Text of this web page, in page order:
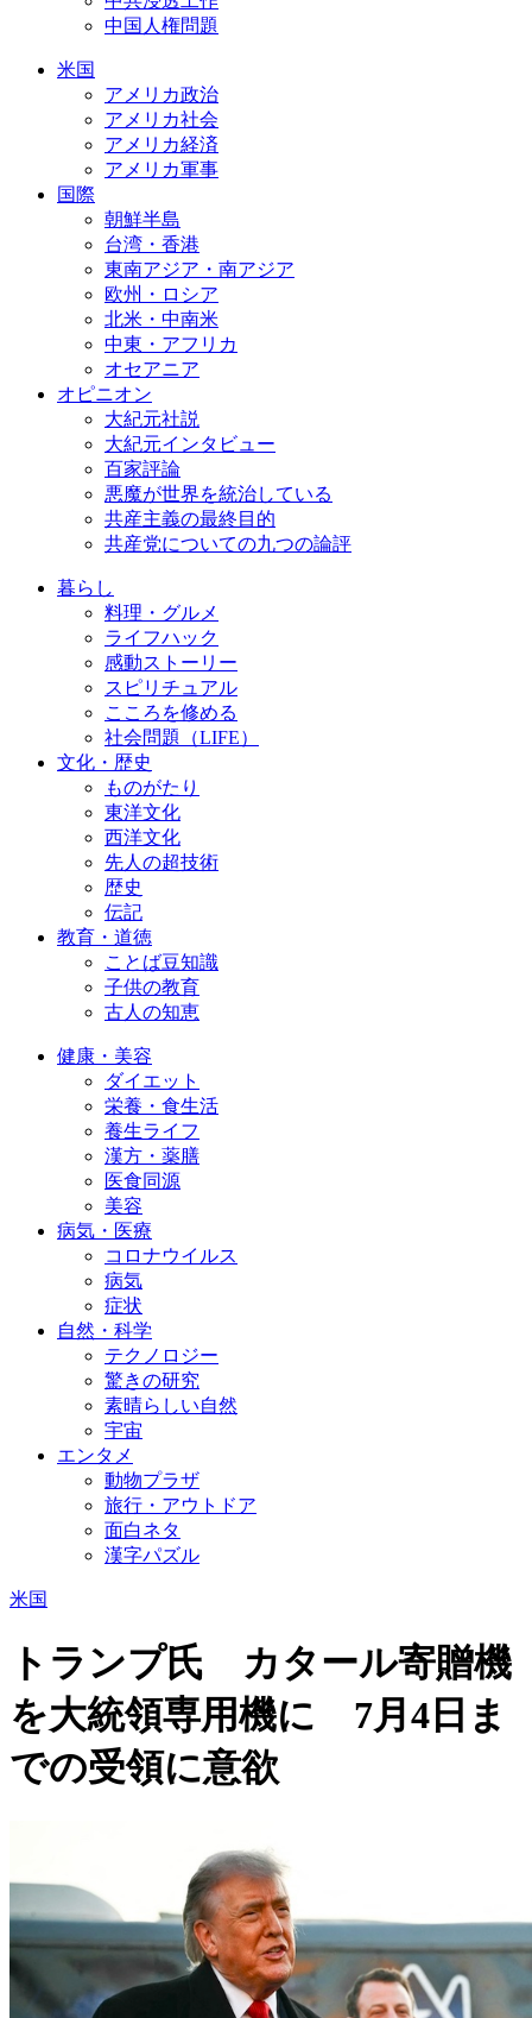
中国人権問題
米国
アメリカ政治
アメリカ社会
アメリカ経済
アメリカ軍事
国際
朝鮮半島
台湾・香港
東南アジア・南アジア
欧州・ロシア
北米・中南米
中東・アフリカ
オセアニア
オピニオン
大紀元社説
大紀元インタビュー
百家評論
悪魔が世界を統治している
共産主義の最終目的
共産党についての九つの論評
暮らし
料理・グルメ
ライフハック
感動ストーリー
スピリチュアル
こころを修める
社会問題（LIFE）
文化・歴史
ものがたり
東洋文化
西洋文化
先人の超技術
歴史
伝記
教育・道徳
ことば豆知識
子供の教育
古人の知恵
健康・美容
ダイエット
栄養・食生活
養生ライフ
漢方・薬膳
医食同源
美容
病気・医療
コロナウイルス
病気
症状
自然・科学
テクノロジー
驚きの研究
素晴らしい自然
宇宙
エンタメ
動物プラザ
旅行・アウトドア
面白ネタ
漢字パズル
米国
トランプ氏 カタール寄贈機
を大統領専用機に 7月4日ま
での受領に意欲